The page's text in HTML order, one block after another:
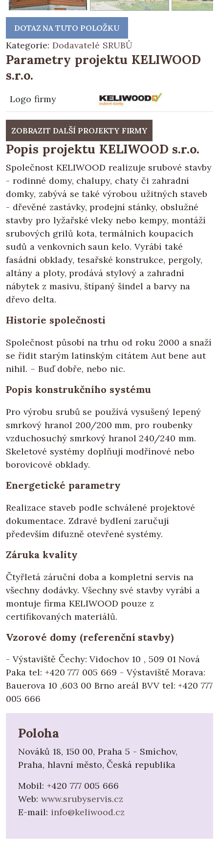
DOTAZ NA TUTO POLOŽKU
Kategorie: Dodavatelé SRUBŮ
Parametry projektu KELIWOOD
s.r.o.
Logo firmy
ZOBRAZIT DALŠÍ PROJEKTY FIRMY
Popis projektu KELIWOOD s.r.o.
Společnost KELIWOOD realizuje srubové stavby
- rodinné domy, chalupy, chaty či zahradní
domky, zabývá se také výrobou užitných staveb
- dřevěné zastávky, prodejní stánky, obslužné
stavby pro lyžařské vleky nebo kempy, montáží
srubových grilů kota, termálních koupacích
sudů a venkovních saun kelo. Vyrábí také
fasádní obklady, tesařské konstrukce, pergoly,
altány a ploty, prodává stylový a zahradní
nábytek z masivu, štípaný šindel a barvy na
dřevo delta.
Historie společnosti
Společnost působí na trhu od roku 2000 a snaží
se řídit starým latinským citátem Aut bene aut
nihil. – Buď dobře, nebo nic.
Popis konstrukčního systému
Pro výrobu srubů se používá vysušený lepený
smrkový hranol 200/200 mm, pro roubenky
vzduchosuchý smrkový hranol 240/240 mm.
Skeletové systémy doplňují modřínové nebo
borovicové obklady.
Energetické parametry
Realizace staveb podle schválené projektové
dokumentace. Zdravé bydlení zaručují
především difuzně otevřené systémy.
Záruka kvality
Čtyřletá záruční doba a kompletní servis na
všechny dodávky. Všechny své stavby vyrábí a
montuje firma KELIWOOD pouze z
certifikovaných materiálů.
Vzorové domy (referenční stavby)
- Výstaviště Čechy: Vidochov 10 , 509 01 Nová
Paka tel: +420 777 005 669 - Výstaviště Morava:
Bauerova 10 ,603 00 Brno areál BVV tel: +420 777
005 666
Poloha
Nováků 18, 150 00, Praha 5 - Smíchov,
Praha, hlavní město, Česká republika
Mobil: +420 777 005 666
Web: www.srubyservis.cz
E-mail: info@keliwood.cz